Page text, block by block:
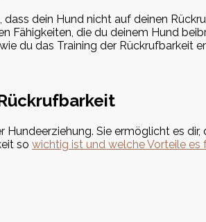
dein Hund nicht auf deinen
Fähigkeiten, die du deinem Hund
du das Training der Rückrufbarkeit
Sie ermöglicht es
so wichtig ist und welche Vorteile es